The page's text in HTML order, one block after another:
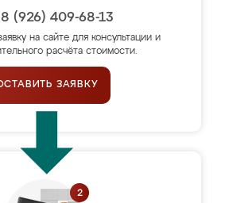
8 (926) 409-68-13
на сайте для консультации и
расчёта стоимости.
ЗАЯВКУ